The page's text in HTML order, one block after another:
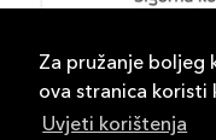
Za pružanje boljeg
ova stranica koristi
Uvjeti korištenja